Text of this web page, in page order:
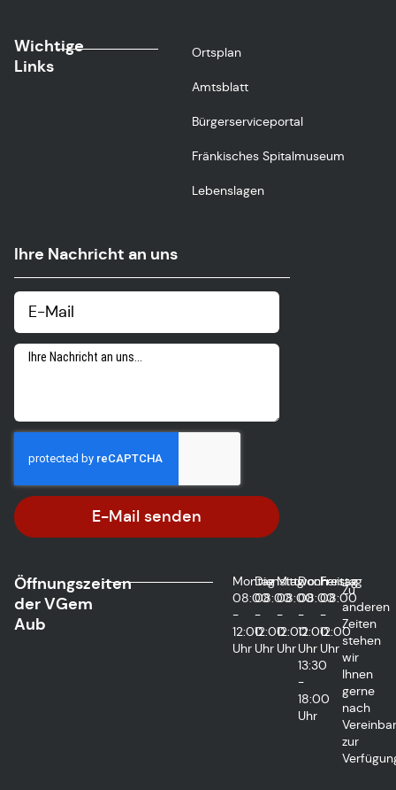
Wichtige
Links
Ortsplan
Amtsblatt
Bürgerserviceportal
Fränkisches Spitalmuseum
Lebenslagen
Ihre Nachricht an uns
E-Mail senden
Öffnungszeiten
der VGem
Aub
Montag
08:00
-
12:00
Uhr
Dienstag
08:00
-
12:00
Uhr
Mittwoch
08:00
-
12:00
Uhr
Donnerstag
08:00
-
12:00
Uhr
13:30
-
18:00
Uhr
Freitag
08:00
-
12:00
Uhr
Zu
anderen
Zeiten
stehen
wir
Ihnen
gerne
nach
zur